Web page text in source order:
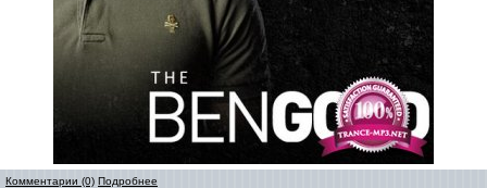
Комментарии (0) Подробнее